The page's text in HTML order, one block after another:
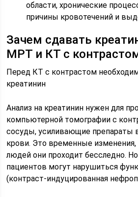
области, хронические
причины кровотечений и
Зачем сдавать
МРТ и КТ с
Перед КТ с контрастом
креатинин
Анализ на креатинин нужен для
компьютерной томографии с
сосуды, усиливающие препараты
крови. Это временные
людей они проходит бесследно.
пациентов могут нарушиться
(контраст-индуцированная